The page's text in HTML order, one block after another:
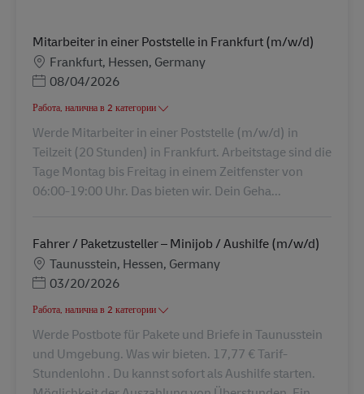
Mitarbeiter in einer Poststelle in Frankfurt (m/w/d)
Местоположение
Frankfurt, Hessen, Germany
Posted Date
08/04/2026
Работа, налична в 2 категории
Werde Mitarbeiter in einer Poststelle (m/w/d) in
Teilzeit (20 Stunden) in Frankfurt. Arbeitstage sind die
Tage Montag bis Freitag in einem Zeitfenster von
06:00-19:00 Uhr. Das bieten wir. Dein Geha...
Fahrer / Paketzusteller – Minijob / Aushilfe (m/w/d)
Местоположение
Taunusstein, Hessen, Germany
Posted Date
03/20/2026
Работа, налична в 2 категории
Werde Postbote für Pakete und Briefe in Taunusstein
und Umgebung. Was wir bieten. 17,77 € Tarif-
Stundenlohn . Du kannst sofort als Aushilfe starten.